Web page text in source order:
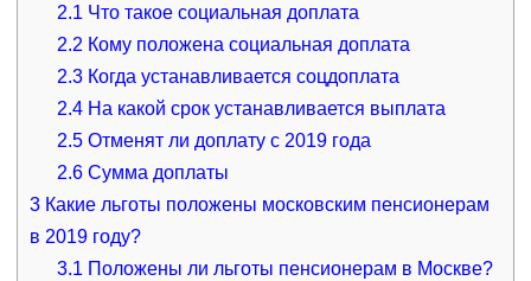
2.1 Что такое социальная доплата
2.2 Кому положена социальная доплата
2.3 Когда устанавливается соцдоплата
2.4 На какой срок устанавливается выплата
2.5 Отменят ли доплату с 2019 года
2.6 Сумма доплаты
3Какие льготы положены московским пенсионерам
в 2019 году?
3.1 Положены ли льготы пенсионерам в Москве?